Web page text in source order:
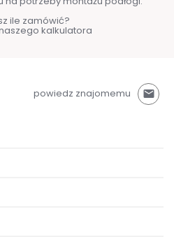
ile zamówić?
kalkulatora
powiedz znajomemu mail